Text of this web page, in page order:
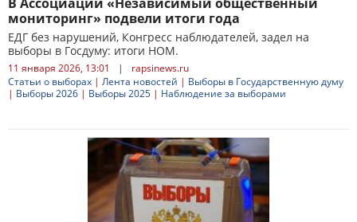
мониторинг» подвели итоги года
ЕДГ без нарушений, Конгресс наблюдателей, задел на
выборы в Госдуму: итоги НОМ.
11 января 2026, 13:01 |
rapsinews.ru
Статьи о выборах | Лента новостей | Выборы в Государственную думу
| Выборы 2026 | Выборы 2025 | Наблюдение за выборами